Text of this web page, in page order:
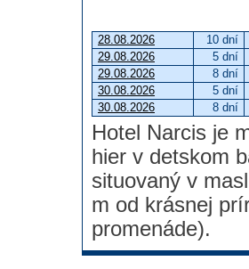
28.08.2026
10 dní
29.08.2026
5 dní
29.08.2026
8 dní
30.08.2026
5 dní
30.08.2026
8 dní
Hotel Narcis je
hier v detskom
situovaný v
m od krásnej
promenáde).